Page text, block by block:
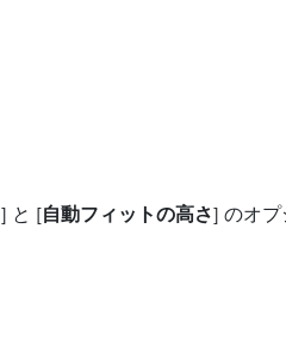
] と [自動フィットの高さ] のオプ